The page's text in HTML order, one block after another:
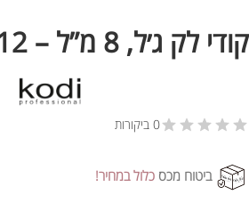
קודי לק ג׳ל, 8 מ”ל – AS12
0 ביקורות
ביטוח מכס כלול במחיר!